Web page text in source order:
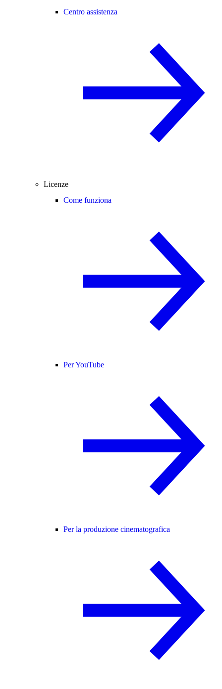
Centro assistenza
Licenze
Come funziona
Per YouTube
Per la produzione cinematografica